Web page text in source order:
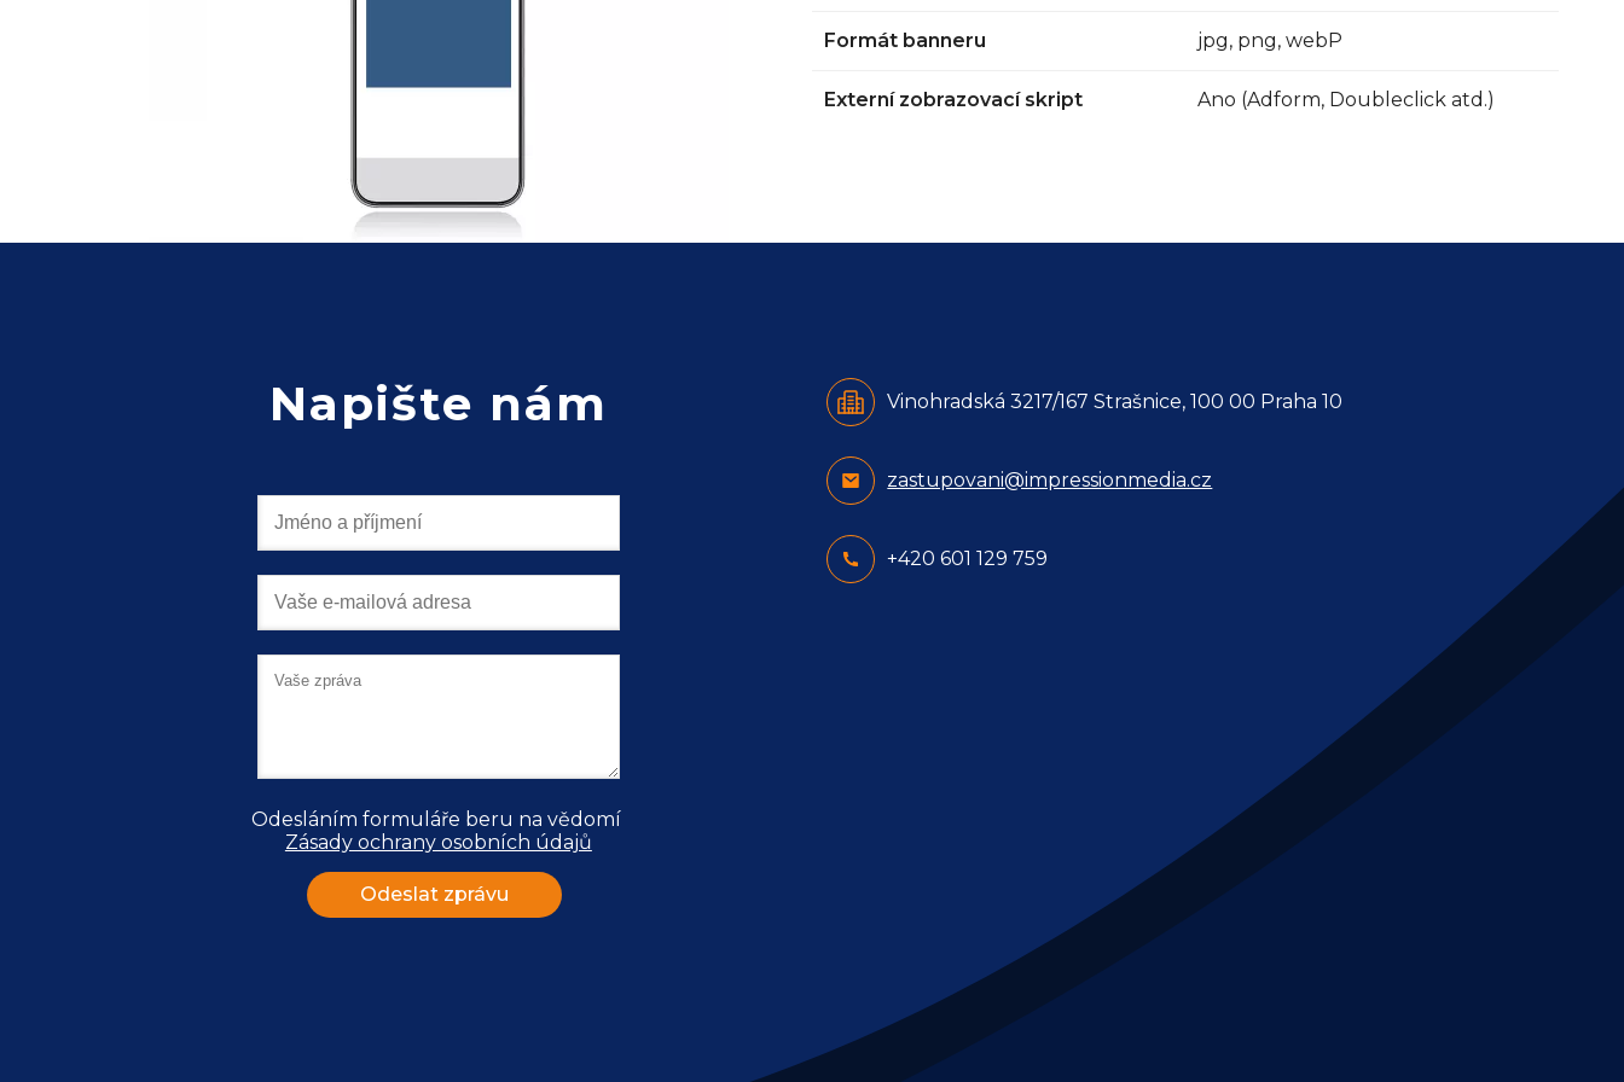
Formát banneru jpg, png, webP
Externí zobrazovací skript Ano (Adform, Doubleclick atd.)
Napište nám
Odesláním formuláře beru na vědomí
Zásady ochrany osobních údajů
Vinohradská 3217/167 Strašnice, 100 00 Praha 10
zastupovani@impressionmedia.cz
+420 601 129 759